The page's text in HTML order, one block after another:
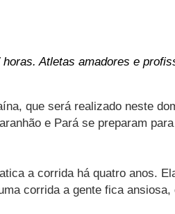
Atletas amadores e
que será realizado neste
e Pará se preparam
a corrida há quatro anos.
corrida a gente fica